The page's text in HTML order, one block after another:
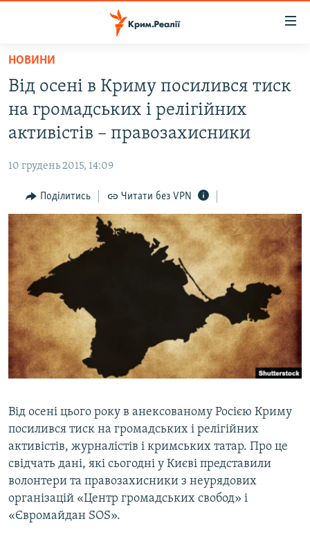
Перейти
основного
матеріалу
Перейти
до
основної
навігації
Перейти
до
пошуку
ВОДА.КРИМ
ВІДЕО ТА ФОТО
БЛОГИ
ПОГЛЯД
ІНТЕРВ'Ю
ВСЕ ЗА ДЕНЬ
СПЕЦПРОЕКТИ
ДЕПОРТАЦІЯ
ВІДЕОУРОКИ «ELIFBE»
СВІДЧЕННЯ ОКУПАЦІЇ
УКРАЇНСЬКА ПРОБЛЕМА КРИМУ
ЯК ОБІЙТИ БЛОКУВАННЯ
Русский
Qırımtatar
Усі сайти RFE/RL
НОВИНИ
Від осені в Криму посилився тиск
на громадських і релігійних
активістів – правозахисники
10 грудень 2015, 14:09
Поділитись Читати без VPN
Від осені цього року в анексованому Росією Криму
посилився тиск на громадських і релігійних
активістів, журналістів і кримських татар. Про це
свідчать дані, які сьогодні у Києві представили
волонтери та правозахисники з неурядових
організацій «Центр громадських свобод» і
«Євромайдан SOS».